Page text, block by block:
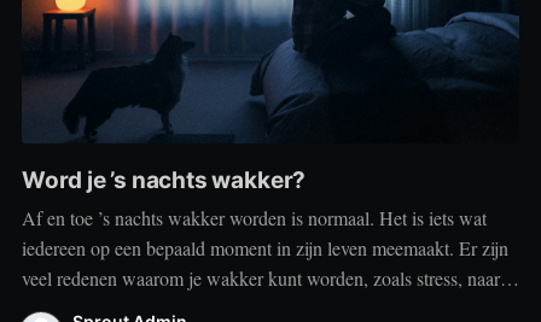
Word je ’s nachts wakker?
Af en toe ’s nachts wakker worden is normaal. Het is iets wat
iedereen op een bepaald moment in zijn leven meemaakt. Er zijn
veel redenen waarom je wakker kunt worden, zoals stress, naar
het toilet moeten, je omgeving of medische aandoeningen die je